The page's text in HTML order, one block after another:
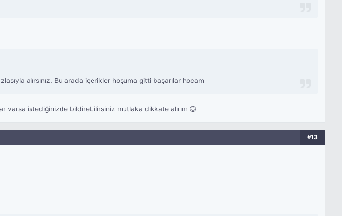
alırsınız. Bu arada içerikler hoşuma gitti başarılar hocam
istediğinizde bildirebilirsiniz mutlaka dikkate alırım 😊
#13